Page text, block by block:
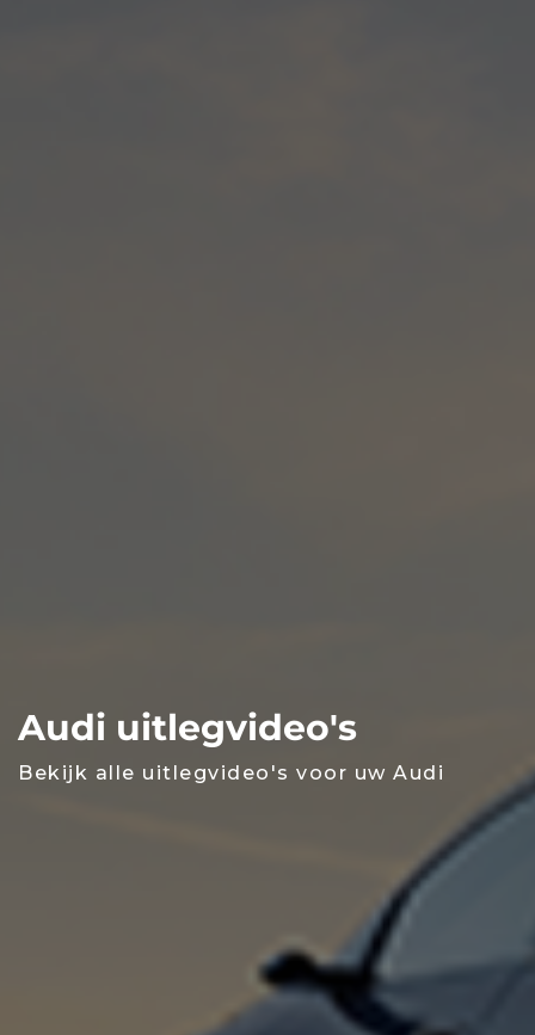
Audi uitlegvideo's
Bekijk alle uitlegvideo's voor uw Audi